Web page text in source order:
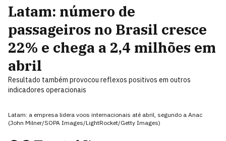
Latam: número de
passageiros no Brasil cresce
22% e chega a 2,4 milhões em
abril
Resultado também provocou reflexos positivos em outros
indicadores operacionais
Latam: a empresa lidera voos internacionais até abril, segundo a Anac
(John Milner/SOPA Images/LightRocket/Getty Images)